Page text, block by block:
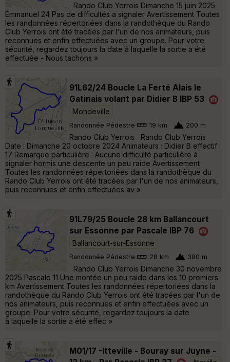
Rando Club Yerrois Dimanche 15 juin 2025
Emmanuel 24 Pas de difficultés a signaler Avertissement Toutes
les randonnées répertoriées dans la randothèque du Rando
Club Yerrois ont été tracées par l'un de nos animateurs, puis
reconnues et enfin effectuées avec un groupe. Pour votre
sécurité, regardez toujours la date à laquelle la sortie a été
effectuée - Nous tachons »
91L62/24 Boucle La Ferté Alais le
Gatinais volant par Didier B IBP 53
Mondeville
Randonnée Pédestre 19 km 200 m
Rando Club Yerrois Rando Club Yerrois
Date : Dimanche 20 octobre 2024 Animateurs : Didier B effectif :
17 Remarque particulière : Aucune difficulté particulière à
signaler hormis une descente un peu raide Avertissement
Toutes les randonnées répertoriées dans la randothèque du
Rando Club Yerrois ont été tracées par l'un de nos animateurs,
puis reconnues et enfin effectuées av »
91L79/25 Boucle 28 km Ballancourt
sur Essonne par Pascale IBP 76
Ballancourt-sur-Essonne
Randonnée Pédestre 28 km 390 m
Rando Club Yerrois Dimanche 30 novembre
2025 Pascale 11 Une montée un peu raide dans les 10 premiers
km Avertissement Toutes les randonnées répertoriées dans la
randothèque du Rando Club Yerrois ont été tracées par l'un de
nos animateurs, puis reconnues et enfin effectuées avec un
groupe. Pour votre sécurité, regardez toujours la date
à laquelle la sortie a été effec »
M01/17 -Itteville - Bouray sur Juyne -